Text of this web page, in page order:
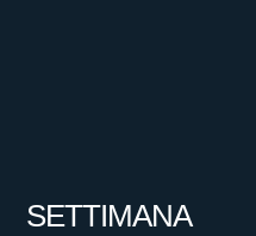
SETTIMANA